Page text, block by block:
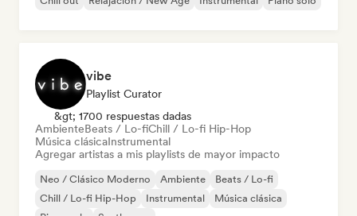
vibe
Playlist Curator
&gt; 1700 respuestas dadas
AmbienteBeats / Lo-fiChill / Lo-fi Hip-Hop
Música clásicaInstrumental
Agregar artistas a mis playlists de mayor impacto
Neo / Clásico Moderno Ambiente
Beats / Lo-fi
Chill / Lo-fi Hip-Hop
Instrumental
Música clásica